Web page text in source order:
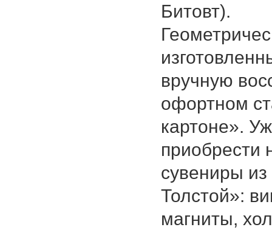
Битовт).
вручную
офортном
картоне».
приобрести
сувениры
Толстой»:
магниты,